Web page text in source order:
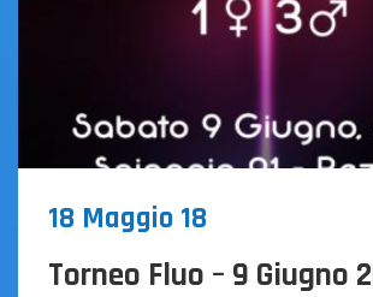
18 Maggio 18
Torneo Fluo – 9 Giugno